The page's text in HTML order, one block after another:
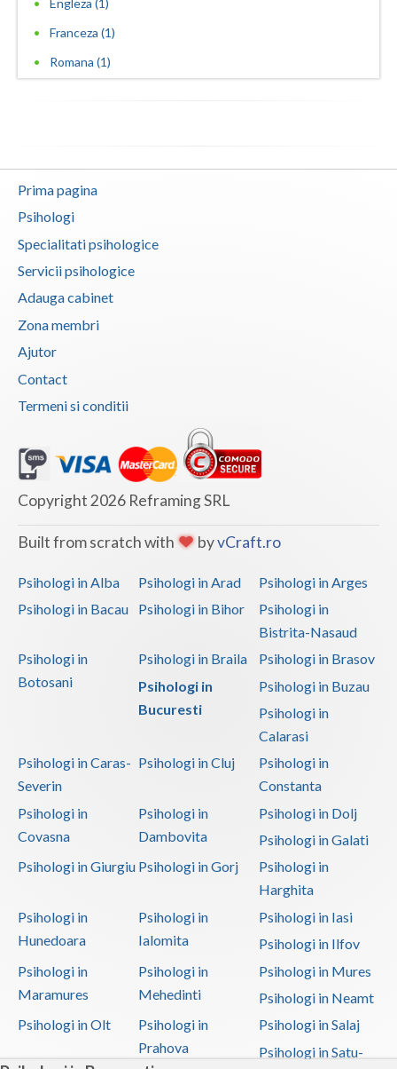
Engleza (1)
Franceza (1)
Romana (1)
Prima pagina
Psihologi
Specialitati psihologice
Servicii psihologice
Adauga cabinet
Zona membri
Ajutor
Contact
Termeni si conditii
Copyright 2026 Reframing SRL
Built from scratch with byvCraft.ro
Psihologi in Alba Psihologi in Arad
Psihologi in Arges
Psihologi in Bacau
Psihologi in Bihor
Psihologi in
Bistrita-Nasaud
Psihologi in
Botosani
Psihologi in Braila
Psihologi in Brasov
Psihologi in
Bucuresti
Psihologi in Buzau
Psihologi in
Calarasi
Psihologi in Caras-
Severin
Psihologi in Cluj
Psihologi in
Constanta
Psihologi in
Covasna
Psihologi in
Dambovita
Psihologi in Dolj
Psihologi in Galati
Psihologi in Giurgiu Psihologi in Gorj
Psihologi in
Harghita
Psihologi in
Hunedoara
Psihologi in
Ialomita
Psihologi in Iasi
Psihologi in Ilfov
Psihologi in
Maramures
Psihologi in
Mehedinti
Psihologi in Mures
Psihologi in Neamt
Psihologi in Olt
Psihologi in
Prahova
Psihologi in Salaj
Psihologi in Satu-